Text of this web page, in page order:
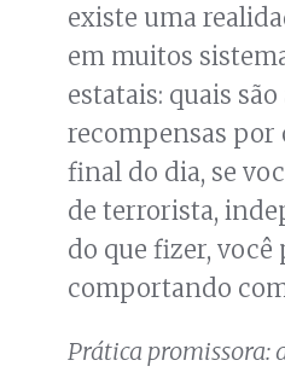
existe uma
em muitos
estatais: quais são
recompensas por
final do dia, se
de terrorista,
do que fizer, você
comportando
Prática